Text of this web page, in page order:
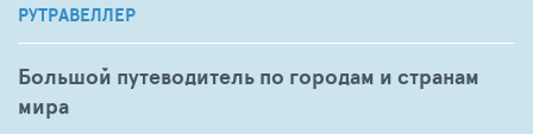
РУТРАВЕЛЛЕР
Большой путеводитель по городам и странам
мира